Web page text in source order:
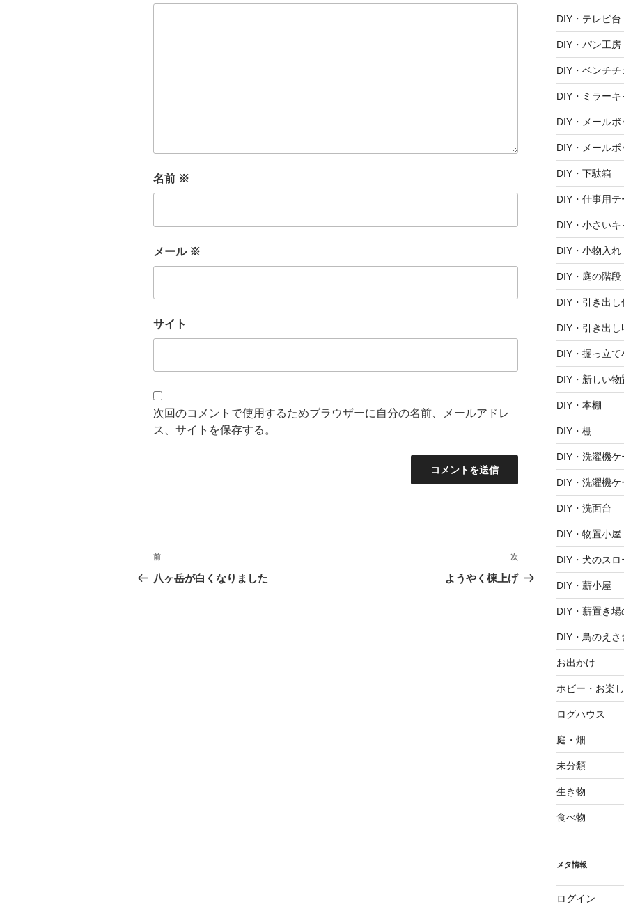
名前 ※
メール ※
サイト
次回のコメントで使用するためブラウザーに自分の名前、メールアドレ
ス、サイトを保存する。
投
稿
過
去
前
八ヶ岳が白くなりました
次
の
次
ようやく棟上げ
DIY・テレビ台
DIY・パン工房
DIY・ベンチチ
DIY・ミラー
DIY・メールボ
DIY・メール
DIY・下駄箱
DIY・仕事用テ
DIY・小さい
DIY・小物入れ
DIY・庭の階段
DIY・引き出
DIY・引き出し
DIY・掘っ立て
DIY・新しい物
DIY・本棚
DIY・棚
DIY・洗濯機ケ
DIY・洗濯機
DIY・洗面台
DIY・物置小屋
DIY・犬のスロ
DIY・薪小屋
DIY・薪置き場
DIY・鳥のえさ
お出かけ
ホビー・お楽
ログハウス
庭・畑
未分類
生き物
食べ物
メタ情報
ログイン